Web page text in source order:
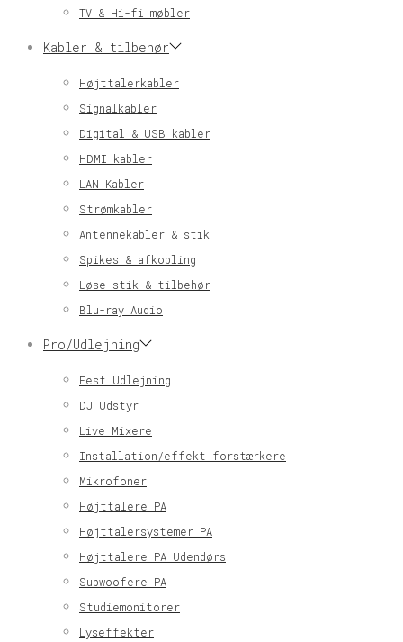
TV & Hi-fi møbler
Kabler & tilbehør
Højttalerkabler
Signalkabler
Digital & USB kabler
HDMI kabler
LAN Kabler
Strømkabler
Antennekabler & stik
Spikes & afkobling
Løse stik & tilbehør
Blu-ray Audio
Pro/Udlejning
Fest Udlejning
DJ Udstyr
Live Mixere
Installation/effekt forstærkere
Mikrofoner
Højttalere PA
Højttalersystemer PA
Højttalere PA Udendørs
Subwoofere PA
Studiemonitorer
Lyseffekter